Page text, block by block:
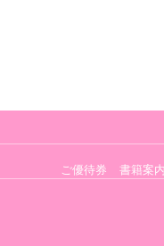
ご優待券 書籍案内